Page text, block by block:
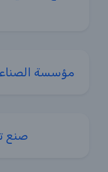
مؤسسة الصناعة
صنع